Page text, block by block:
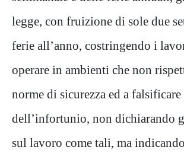
legge, con fruizione di sole due
ferie all’anno, costringendo i
operare in ambienti che non
norme di sicurezza ed a falsificare
dell’infortunio, non dichiarando
sul lavoro come tali, ma